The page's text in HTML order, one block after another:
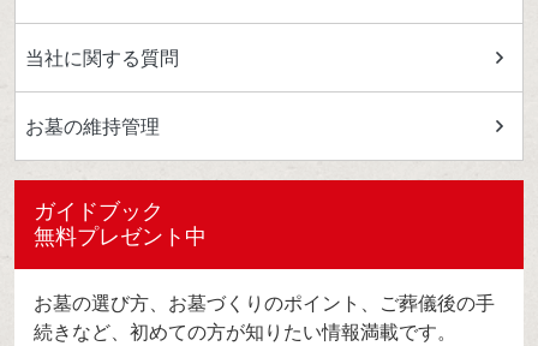
当社に関する質問
お墓の維持管理
ガイドブック
無料プレゼント中
お墓の選び方、お墓づくりのポイント、ご葬儀後の手
続きなど、初めての方が知りたい情報満載です。